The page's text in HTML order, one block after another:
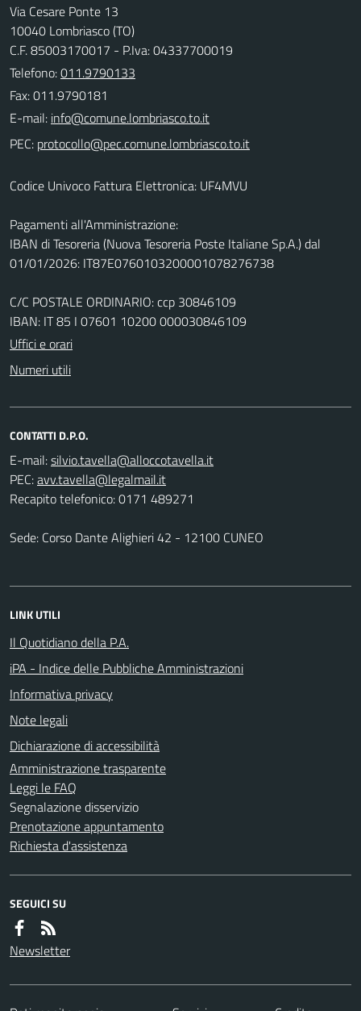
Via Cesare Ponte 13
10040 Lombriasco (TO)
C.F. 85003170017 - P.Iva: 04337700019
Telefono:011.9790133
Fax: 011.9790181
E-mail:
PEC:
Codice Univoco Fattura Elettronica: UF4MVU
Pagamenti all'Amministrazione:
IBAN di Tesoreria (Nuova Tesoreria Poste Italiane Sp.A.) dal
01/01/2026: IT87E0760103200001078276738
C/C POSTALE ORDINARIO: ccp 30846109
IBAN: IT 85 I 07601 10200 000030846109
Uffici e orari
Numeri utili
CONTATTI D.P.O.
E-mail:
PEC:
Recapito telefonico: 0171 489271
Sede: Corso Dante Alighieri 42 - 12100 CUNEO
LINK UTILI
Il Quotidiano della P.A.
iPA - Indice delle Pubbliche Amministrazioni
Informativa privacy
Note legali
Dichiarazione di accessibilità
Amministrazione trasparente
Leggi le FAQ
Segnalazione disservizio
Prenotazione appuntamento
Richiesta d'assistenza
SEGUICI SU
Newsletter